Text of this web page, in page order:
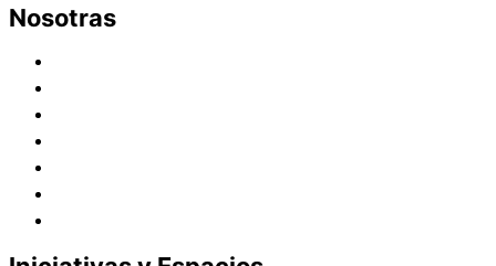
Nosotras